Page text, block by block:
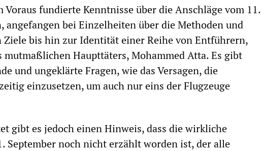
Voraus fundierte Kenntnisse über die Anschläge vom 11.
angefangen bei Einzelheiten über die Methoden und
bis hin zur Identität einer Reihe von Entführern,
mutmaßlichen Haupttäters, Mohammed Atta. Es gibt
und ungeklärte Fragen, wie das Versagen, die
einzusetzen, um auch nur eins der Flugzeuge
gibt es jedoch einen Hinweis, dass die wirkliche
September noch nicht erzählt worden ist, der alle